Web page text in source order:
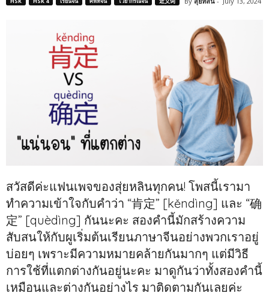
สวัสดีค่ะแฟนเพจของสุ่ยหลินทุกคน! โพสนี้เรามา
ทำความเข้าใจกับคำว่า “肯定” [kěndìng] และ “确
定” [quèdìng] กันนะคะ สองคำนี้มักสร้างความ
สับสนให้กับผูเริ่มต้นเรียนภาษาจีนอย่างพวกเราอยู่
บ่อยๆ เพราะมีความหมายคล้ายกันมากๆ แต่มีวิธี
การใช้ที่แตกต่างกันอยู่นะคะ มาดูกันว่าทั้งสองคำนี้
เหมือนและต่างกันอย่างไร มาติดตามกันเลยค่ะ